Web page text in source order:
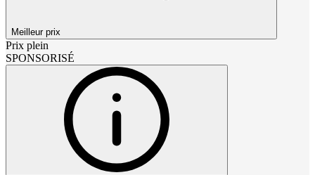
Meilleur prix
Prix plein
SPONSORISÉ